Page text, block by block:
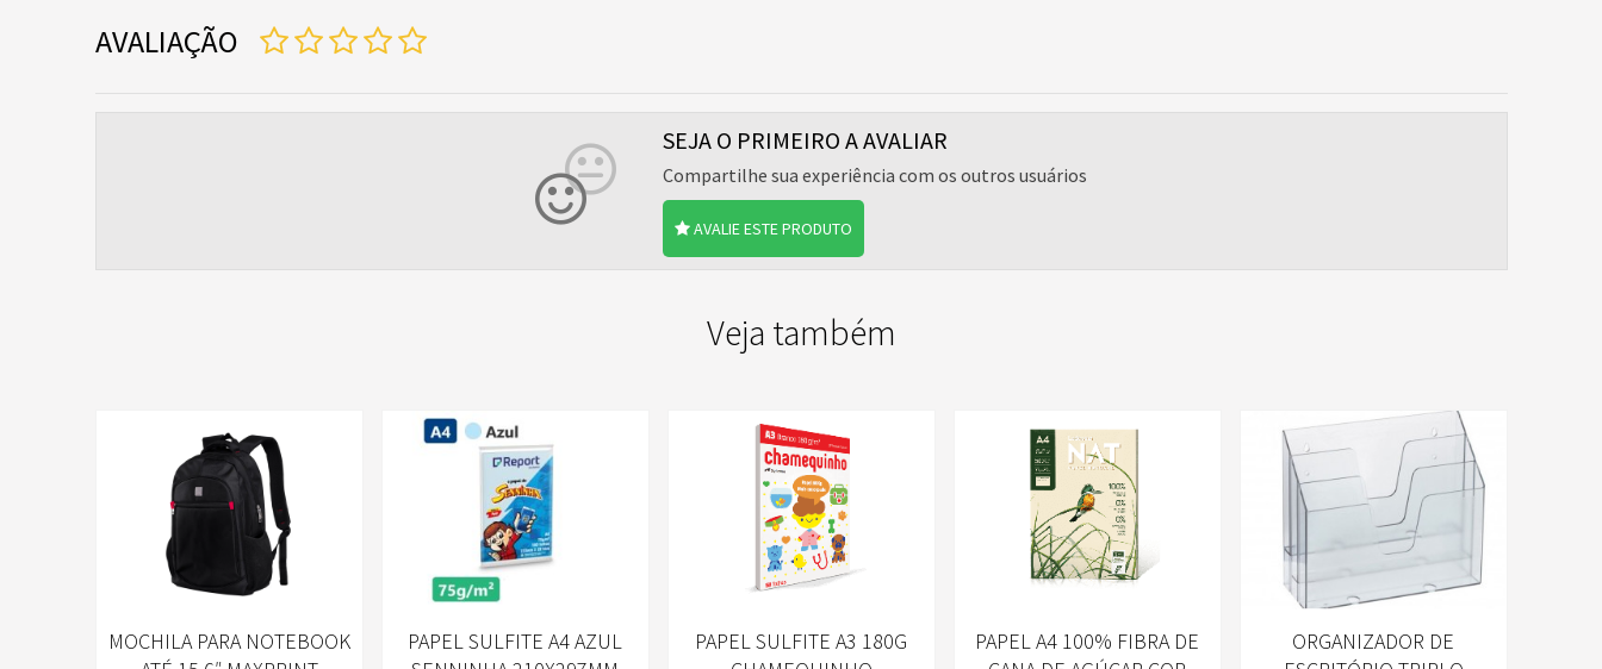
AVALIAÇÃO
SEJA O PRIMEIRO A AVALIAR
Compartilhe sua experiência com os outros usuários
AVALIE ESTE PRODUTO
Veja também
MOCHILA PARA NOTEBOOK
PAPEL SULFITE A4 AZUL
PAPEL SULFITE A3 180G
PAPEL A4 100% FIBRA DE
ORGANIZADOR DE